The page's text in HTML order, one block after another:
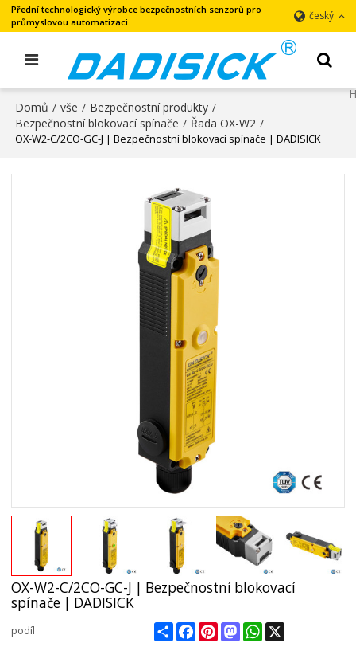
Přední technologický výrobce bezpečnostních senzorů pro
průmyslovou automatizaci
český
Domů / vše / Bezpečnostní produkty /
Bezpečnostní blokovací spínače / Řada OX-W2 /
OX-W2-C/2CO-GC-J | Bezpečnostní blokovací spínače | DADISICK
OX-W2-C/2CO-GC-J | Bezpečnostní blokovací
spínače | DADISICK
podíl ShareFacebookPinterestMastodonWhatsApp